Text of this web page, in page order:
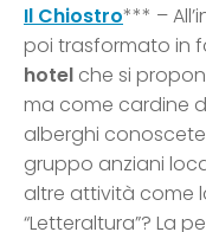
Il Chiostro*** –
poi trasformato in
hotel che si
ma come cardine
alberghi
gruppo anziani
altre attività come
“Letteraltura”? La